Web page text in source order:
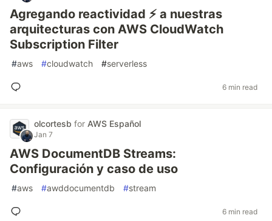
Agregando reactividad ⚡ a nuestras
arquitecturas con AWS CloudWatch
Subscription Filter
#aws #cloudwatch #serverless
6 min read
olcortesb for AWS Español
Jan 7
AWS DocumentDB Streams:
Configuración y caso de uso
#aws #awddocumentdb #stream
6 min read